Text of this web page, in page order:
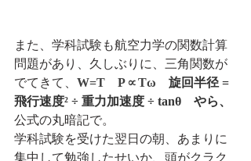
また、学科試験も航空力学の関数計算
問題があり、久しぶりに、三角関数が
でてきて、 W=T　P∝Tω 旋回半径 =
飛行速度² ÷ 重力加速度 ÷ tanθ　やら、
公式の丸暗記で。
学科試験を受けた翌日の朝、あまりに
集中して勉強したせいか、頭がクラク